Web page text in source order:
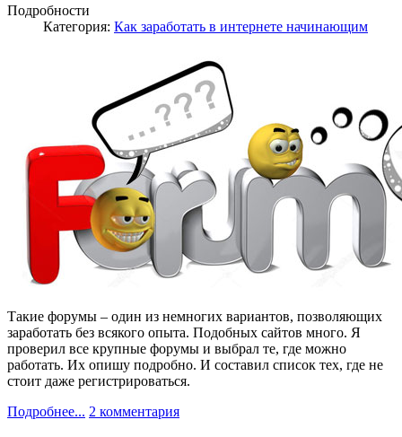
Подробности
Категория: Как заработать в интернете начинающим
Такие форумы – один из немногих вариантов, позволяющих
заработать без всякого опыта. Подобных сайтов много. Я
проверил все крупные форумы и выбрал те, где можно
работать. Их опишу подробно. И составил список тех, где не
стоит даже регистрироваться.
Подробнее... 2 комментария